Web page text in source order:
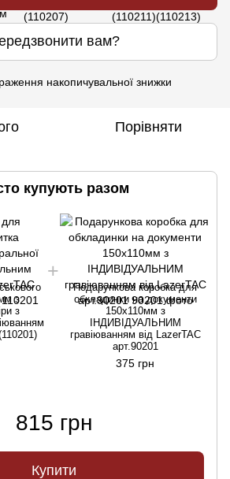
вам?
накопичувальної знижки
Порівняти
купують разом
з
з
Подарункова коробка для
обкладинки на документи
150х110мм з
ІНДИВІДУАЛЬНИМ
гравіюванням від LazerTAC
арт.90201
375 грн
815 грн
Купити